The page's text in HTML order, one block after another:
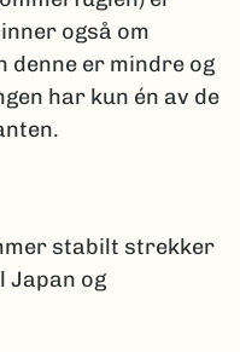
også om
denne er mindre og
har kun én av de
stabilt strekker
Japan og